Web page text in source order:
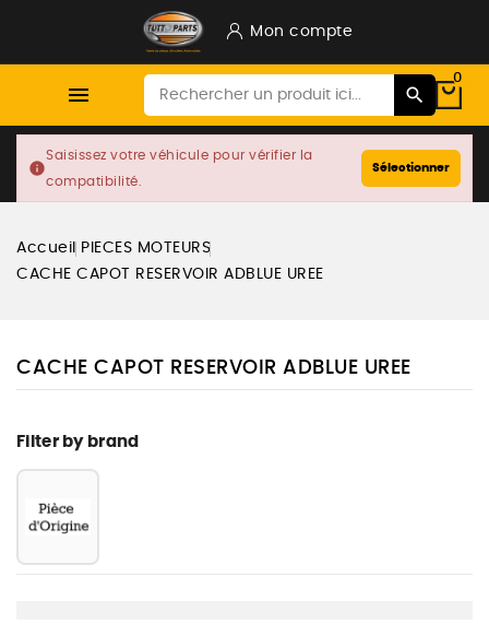
Mon compte

0
info
Saisissez votre véhicule pour vérifier la
compatibilité.
Sélectionner
Accueil
PIECES MOTEURS
CACHE CAPOT RESERVOIR ADBLUE UREE
CACHE CAPOT RESERVOIR ADBLUE UREE
Filter by brand